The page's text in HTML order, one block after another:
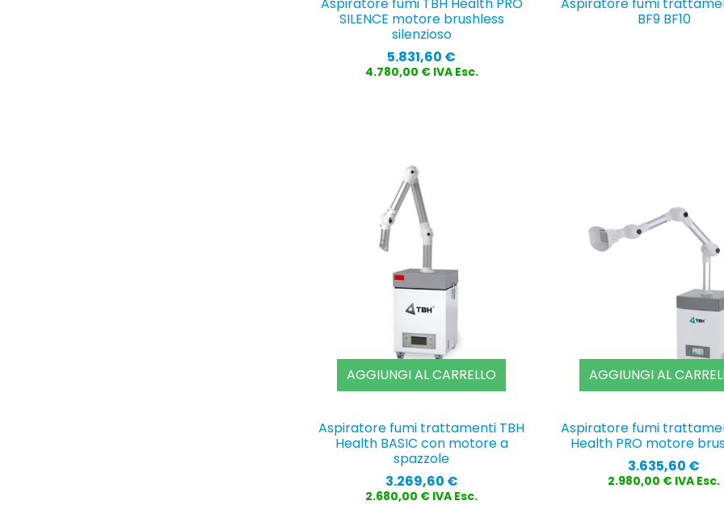
Aspiratore fumi TBH Health PRO
SILENCE motore brushless
silenzioso
Prezzo
5.831,60 €
4.780,00 € IVA Esc.
Aspiratore fumi
BF9 BF10
AGGIUNGI AL CARRELLO
Aspiratore fumi trattamenti TBH
Health BASIC con motore a
spazzole
Prezzo
3.269,60 €
2.680,00 € IVA Esc.
AGGIUNGI AL
Aspiratore fumi
Health PRO motore
Prezzo
3.635,60 €
2.980,00 € IVA Esc.